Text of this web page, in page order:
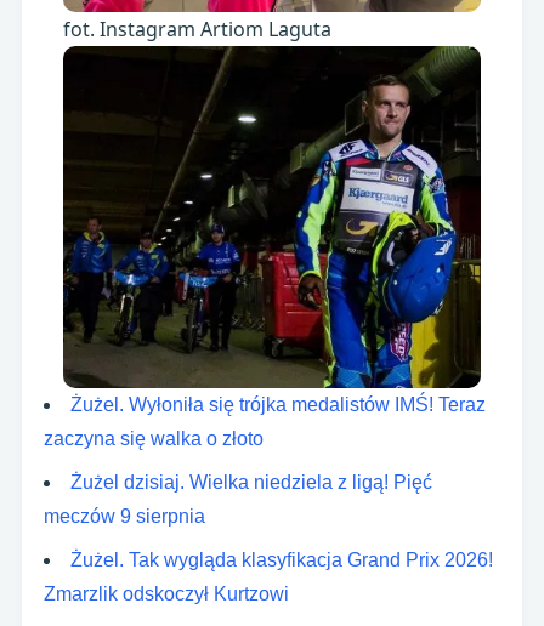
fot. Instagram Artiom Laguta
Żużel. Wyłoniła się trójka medalistów IMŚ! Teraz
zaczyna się walka o złoto
Żużel dzisiaj. Wielka niedziela z ligą! Pięć
meczów 9 sierpnia
Żużel. Tak wygląda klasyfikacja Grand Prix 2026!
Zmarzlik odskoczył Kurtzowi